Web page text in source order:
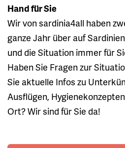
Hand für Sie
Wir von sardinia4all haben
ganze Jahr über auf
und die Situation immer für
Haben Sie Fragen zur
Sie aktuelle Infos zu
Ausflügen,
Ort? Wir sind für Sie da!